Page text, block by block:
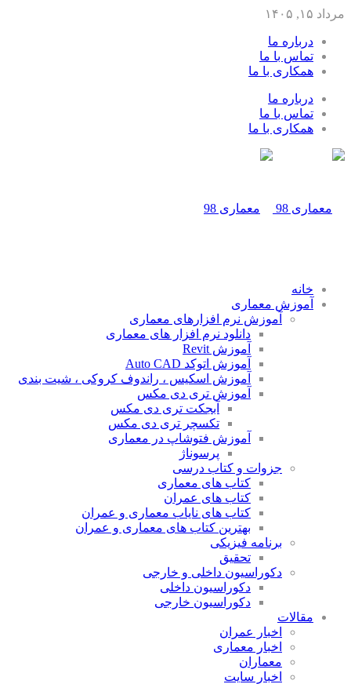
مرداد ۱۵, ۱۴۰۵
درباره ما
تماس با ما
همکاری با ما
درباره ما
تماس با ما
همکاری با ما
خانه
آموزش معماری
آموزش نرم افزارهای معماری
دانلود نرم افزار های معماری
آموزش Revit
آموزش اتوکد Auto CAD
آموزش اسکیس ، راندوف کروکی ، شیت بندی
آموزش تری دی مکس
آبجکت تری دی مکس
تکسچر تری دی مکس
آموزش فتوشاپ در معماری
پرسوناژ
جزوات و کتاب درسی
کتاب های معماری
کتاب های عمران
کتاب های نایاب معماری و عمران
بهترین کتاب های معماری و عمران
برنامه فیزیکی
تحقیق
دکوراسیون داخلی و خارجی
دکوراسیون داخلی
دکوراسیون خارجی
مقالات
اخبار عمران
اخبار معماری
معماران
اخبار سایت